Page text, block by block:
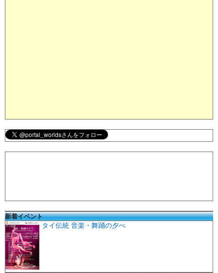
新着イベント
タイ伝統 音楽・舞踊の夕べ